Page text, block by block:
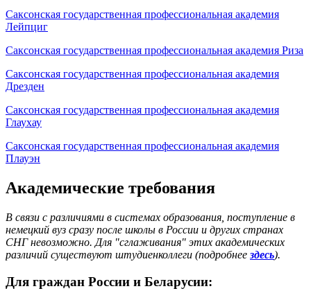
Саксонская государственная профессиональная академия
Лейпциг
Саксонская государственная профессиональная академия Риза
Саксонская государственная профессиональная академия
Дрезден
Саксонская государственная профессиональная академия
Глаухау
Саксонская государственная профессиональная академия
Плауэн
Академические требования
В связи с различиями в системах образования, поступление в
немецкий вуз сразу после школы в России и других странах
СНГ невозможно. Для "сглаживания" этих академических
различий существуют штудиенколлеги (подробнее здесь).
Для граждан России и Беларусии: